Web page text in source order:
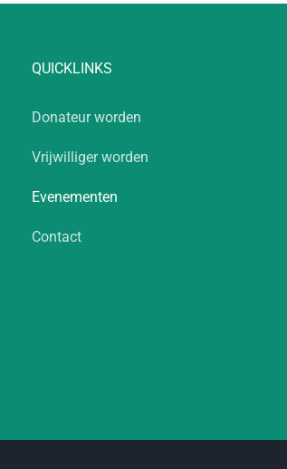
QUICKLINKS
Donateur worden
Vrijwilliger worden
Evenementen
Contact